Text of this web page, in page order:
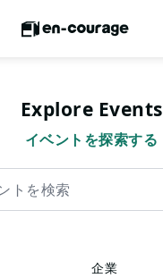
Explore Events
イベントを探索する
企業